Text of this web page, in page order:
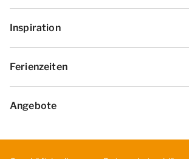
Inspiration
Ferienzeiten
Angebote